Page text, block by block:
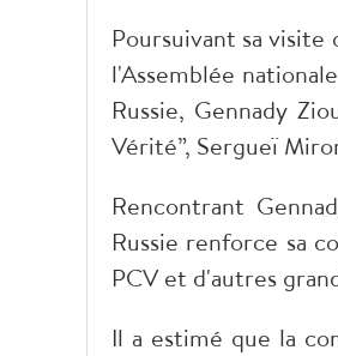
Poursuivant sa
l'Assemblée
Russie, Gennady
Vérité”, Sergueï
Rencontrant
Russie renforce sa
PCV et d'autres
Il a estimé que la